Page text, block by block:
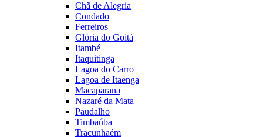
Chã de Alegria
Condado
Ferreiros
Glória do Goitá
Itambé
Itaquitinga
Lagoa do Carro
Lagoa de Itaenga
Macaparana
Nazaré da Mata
Paudalho
Timbaúba
Tracunhaém